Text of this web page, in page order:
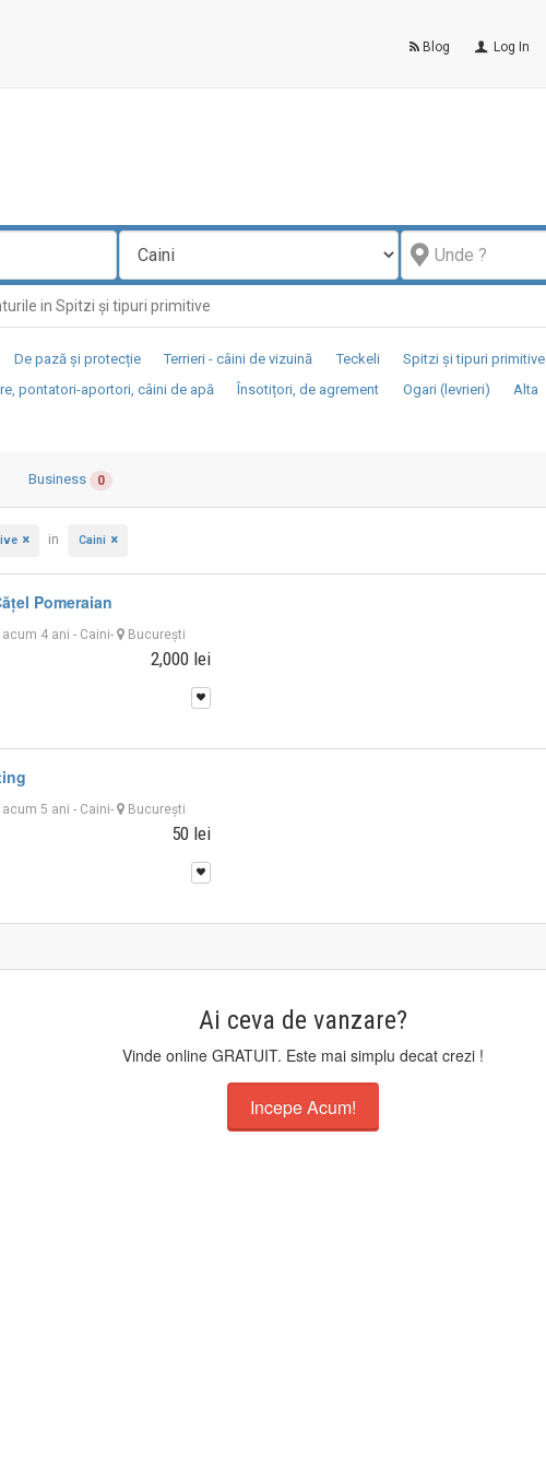
Blog Log In
in Spitzi și tipuri primitive
De pază și protecție Terrieri - câini de vizuină Teckeli Spitzi și tipuri primitive
pontatori-aportori, câini de apă Însotițori, de agrement Ogari (levrieri) Alta
Business 0
in Caini
Pomeraian
acum 4 ani - Caini- București
2,000 lei
acum 5 ani - Caini- București
50 lei
Ai ceva de vanzare?
Vinde online GRATUIT. Este mai simplu decat crezi !
Incepe Acum!